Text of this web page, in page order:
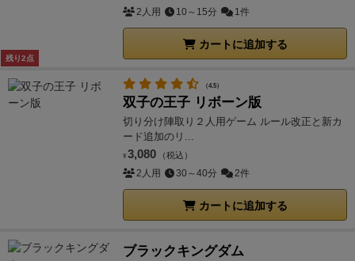
残り2点
2人用 10～15分 1件
カートに追加する
（4.5）
双子の王子 リボーン版
切り分け陣取り２人用ゲーム ルール改正と新カ
ード追加のリ...
¥ 3,080 （税込）
2人用 30～40分 2件
カートに追加する
ブラックキングダム